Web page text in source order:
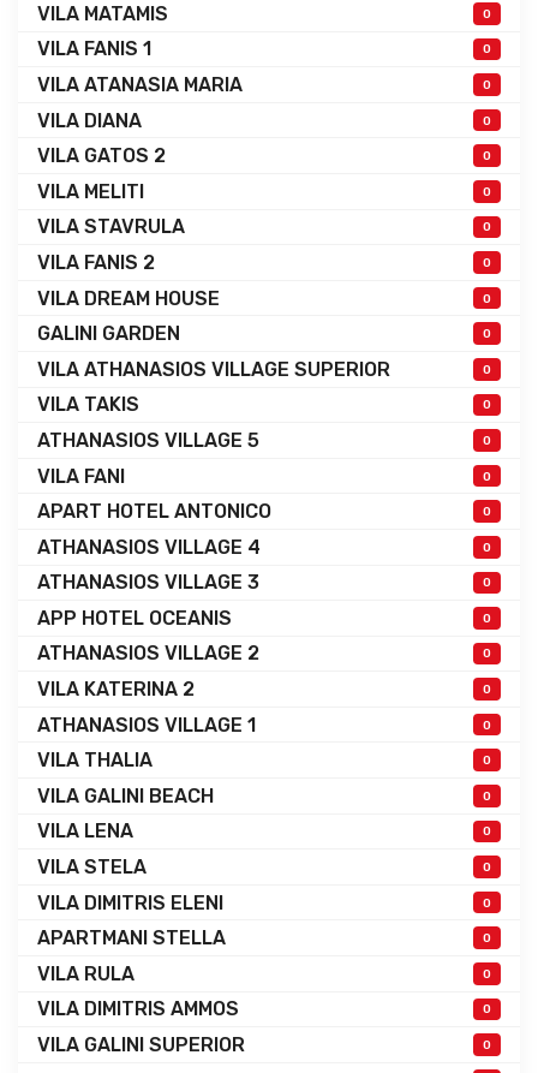
VILA MATAMIS 0
VILA FANIS 1 0
VILA ATANASIA MARIA 0
VILA DIANA 0
VILA GATOS 2 0
VILA MELITI 0
VILA STAVRULA 0
VILA FANIS 2 0
VILA DREAM HOUSE 0
GALINI GARDEN 0
VILA ATHANASIOS VILLAGE SUPERIOR 0
VILA TAKIS 0
ATHANASIOS VILLAGE 5 0
VILA FANI 0
APART HOTEL ANTONICO 0
ATHANASIOS VILLAGE 4 0
ATHANASIOS VILLAGE 3 0
APP HOTEL OCEANIS 0
ATHANASIOS VILLAGE 2 0
VILA KATERINA 2 0
ATHANASIOS VILLAGE 1 0
VILA THALIA 0
VILA GALINI BEACH 0
VILA LENA 0
VILA STELA 0
VILA DIMITRIS ELENI 0
APARTMANI STELLA 0
VILA RULA 0
VILA DIMITRIS AMMOS 0
VILA GALINI SUPERIOR 0